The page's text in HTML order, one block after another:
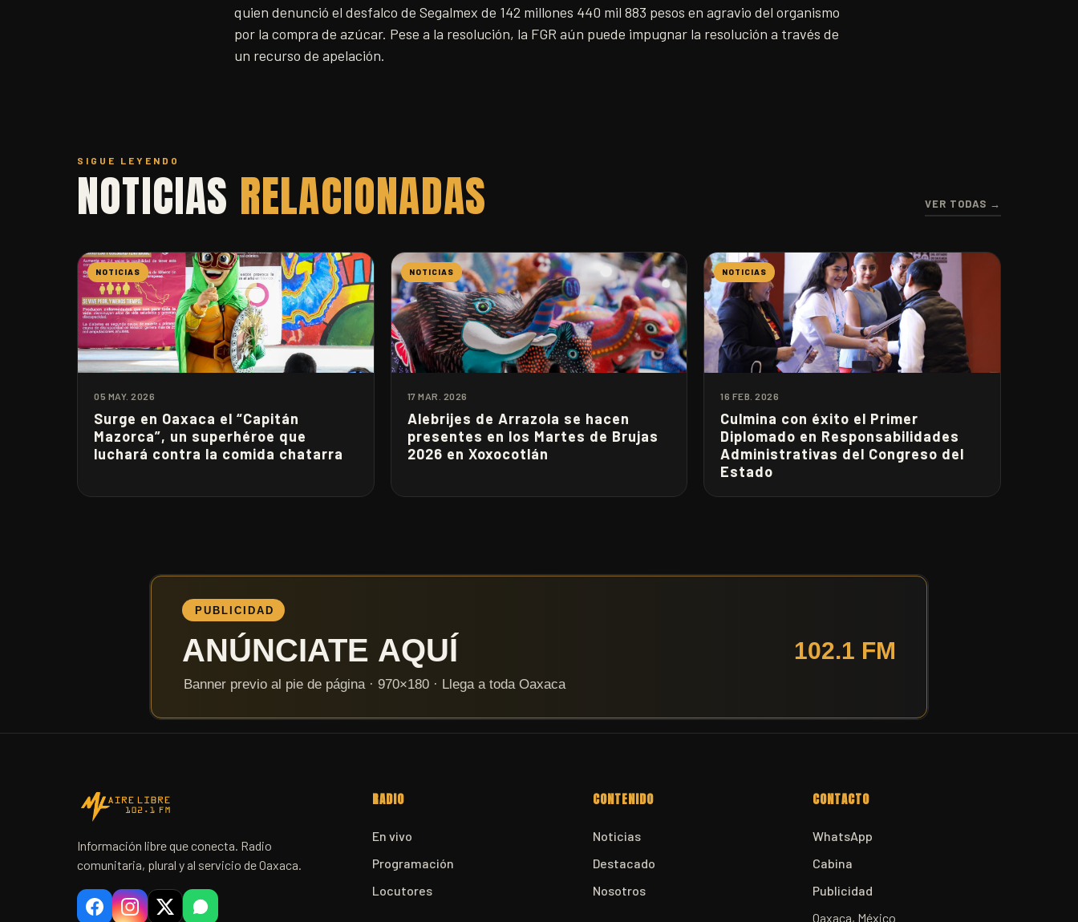
quien denunció el desfalco de Segalmex de 142 millones 440 mil 883 pesos en agravio del organismo
por la compra de azúcar. Pese a la resolución, la FGR aún puede impugnar la resolución a través de
un recurso de apelación.
SIGUE LEYENDO
NOTICIAS RELACIONADAS VER TODAS →
NOTICIAS
05 MAY. 2026
Surge en Oaxaca el “Capitán
Mazorca”, un superhéroe que
luchará contra la comida chatarra
NOTICIAS
17 MAR. 2026
Alebrijes de Arrazola se hacen
presentes en los Martes de Brujas
2026 en Xoxocotlán
NOTICIAS
16 FEB. 2026
Culmina con éxito el Primer
Diplomado en Responsabilidades
Administrativas del Congreso del
Estado
Información libre que conecta. Radio
comunitaria, plural y al servicio de Oaxaca.
RADIO
En vivo
Programación
Locutores
CONTENIDO
Noticias
Destacado
Nosotros
CONTACTO
WhatsApp
Cabina
Publicidad
Oaxaca, México